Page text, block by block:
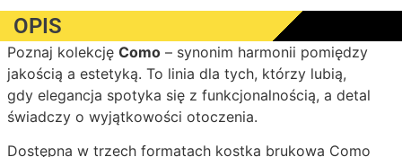
OPIS
Poznaj kolekcję Como – synonim harmonii pomiędzy
jakością a estetyką. To linia dla tych, którzy lubią,
gdy elegancja spotyka się z funkcjonalnością, a detal
świadczy o wyjątkowości otoczenia.
Dostępna w trzech formatach kostka brukowa Como